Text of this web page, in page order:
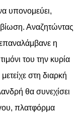
υπονομεύει,
Αναζητώντας
η
του την κυρία
στη διαρκή
θα συνεχίσει
πλατφόρμα